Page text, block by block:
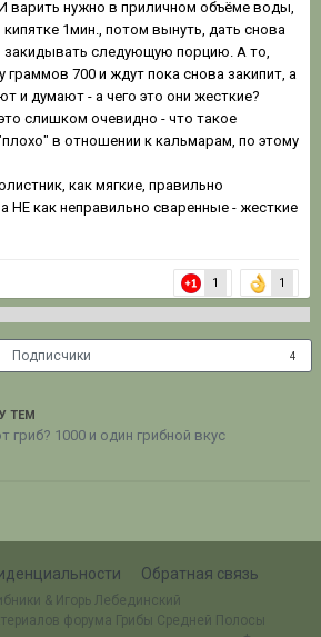
варить нужно в приличном объёме воды,
1мин., потом вынуть, дать снова
закидывать следующую порцию. А то,
граммов 700 и ждут пока снова закипит, а
и думают - а чего это они жесткие?
слишком очевидно - что такое
в отношении к кальмарам, по этому
как мягкие, правильно
НЕ как неправильно сваренные - жесткие
1 1
Подписчики 4
ТЕМ
гриб? 1000 и один грибной вкус
Обратная связь
& Игорь Лебединский
форума Грибы Средней Полосы